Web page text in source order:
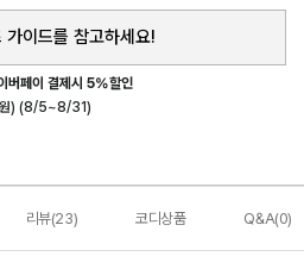
가이드를 참고하세요!
버페이 결제시 5%할인
원) (8/5~8/31)
리뷰(23) 코디상품 Q&A(0)